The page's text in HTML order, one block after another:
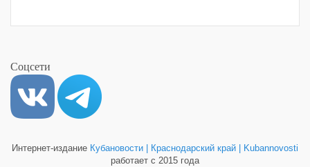
Соцсети
Интернет-издание Кубановости | Краснодарский край | Kubannovosti
работает с 2015 года